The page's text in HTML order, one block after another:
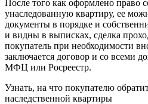
После того как оформлено право
унаследованную квартиру, ее
документы в порядке и
и видны в выписках, сделка
покупатель при необходимости
заключается договор и со всеми
МФЦ или Росреестр.
Узнать, на что покупателю
наследственной квартиры